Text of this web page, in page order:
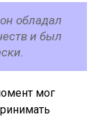
обладал
и был
мог